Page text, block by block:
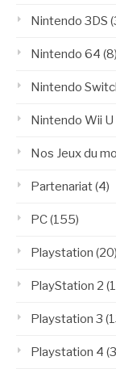
Nintendo 3DS
Nintendo 64 (8)
Nintendo
Nintendo Wii U
Nos Jeux du
Partenariat(4)
PC(155)
Playstation (20)
PlayStation 2
Playstation 3
Playstation 4